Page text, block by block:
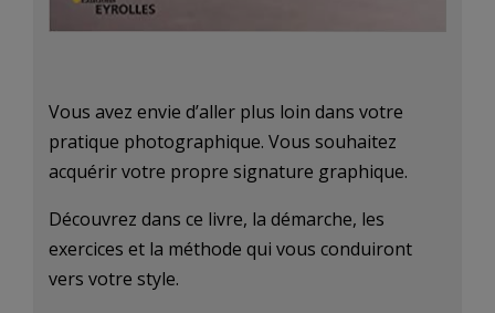
Vous avez envie d’aller plus loin dans votre
pratique photographique. Vous souhaitez
acquérir votre propre signature graphique.
Découvrez dans ce livre, la démarche, les
exercices et la méthode qui vous conduiront
vers votre style.